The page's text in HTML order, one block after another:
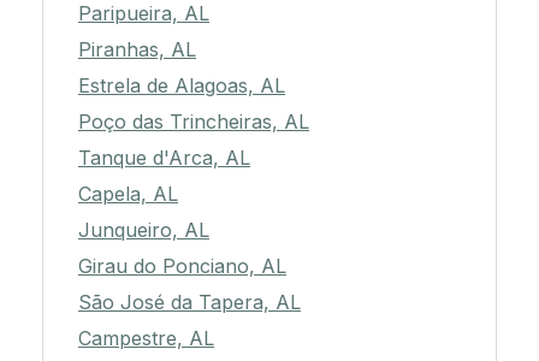
Paripueira, AL
Piranhas, AL
Estrela de Alagoas, AL
Poço das Trincheiras, AL
Tanque d'Arca, AL
Capela, AL
Junqueiro, AL
Girau do Ponciano, AL
São José da Tapera, AL
Campestre, AL